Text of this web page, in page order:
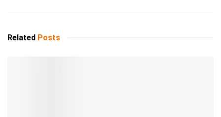
Related Posts